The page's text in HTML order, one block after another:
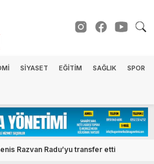
SİYASET EĞİTİM SAĞLIK SPOR
Razvan Radu’yu transfer etti